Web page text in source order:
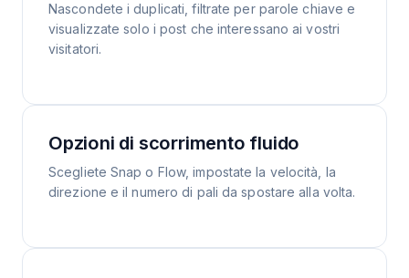
Nascondete i duplicati, filtrate per parole chiave e
visualizzate solo i post che interessano ai vostri
visitatori.
Opzioni di scorrimento fluido
Scegliete Snap o Flow, impostate la velocità, la
direzione e il numero di pali da spostare alla volta.